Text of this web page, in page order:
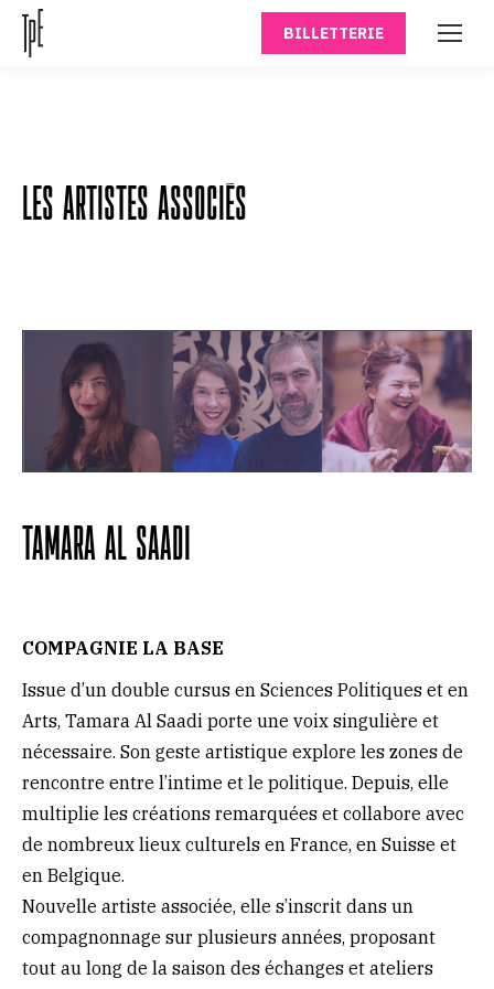
BILLETTERIE
LES ARTISTES ASSOCIÉS
TAMARA AL SAADI
COMPAGNIE LA BASE
Issue d’un double cursus en Sciences Politiques et en
Arts, Tamara Al Saadi porte une voix singulière et
nécessaire. Son geste artistique explore les zones de
rencontre entre l’intime et le politique. Depuis, elle
multiplie les créations remarquées et collabore avec
de nombreux lieux culturels en France, en Suisse et
en Belgique.
Nouvelle artiste associée, elle s’inscrit dans un
compagnonnage sur plusieurs années, proposant
tout au long de la saison des échanges et ateliers